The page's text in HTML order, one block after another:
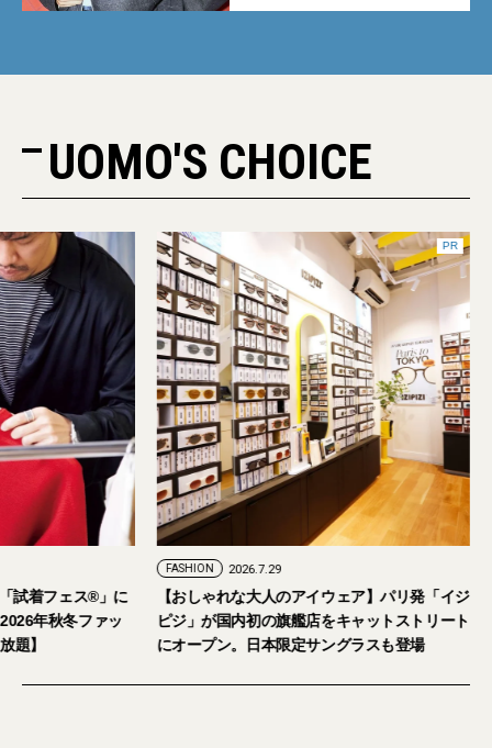
UOMO'S CHOICE
2026年9月5日・6日開催。「試着フェス®︎」に
読者の皆さまをご招待。【2026年秋冬ファッ
ション＆美容アイテム試し放題】
【おしゃれな大人
ピジ」が国内初の
にオープン。日本